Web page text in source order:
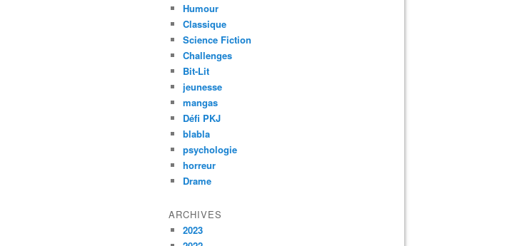
Humour
Classique
Science Fiction
Challenges
Bit-Lit
jeunesse
mangas
Défi PKJ
blabla
psychologie
horreur
Drame
ARCHIVES
2023